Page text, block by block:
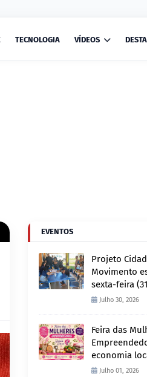
TECNOLOGIA VÍDEOS
EVENTOS
Projeto
Movimento
sexta-feira
Penha e
Julho 30, 2026
Feira das
economia
produção
Julho 01, 2026